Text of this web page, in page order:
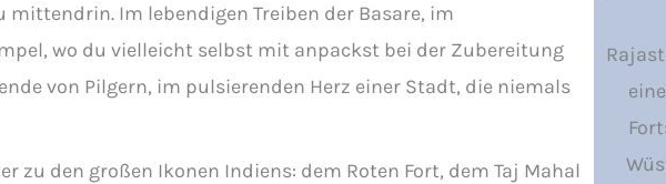
Im lebendigen Treiben der Basare, im
wo du vielleicht selbst mit anpackst bei der Zubereitung
von Pilgern, im pulsierenden Herz einer Stadt, die niemals
zu den großen Ikonen Indiens: dem Roten Fort, dem Taj Mahal